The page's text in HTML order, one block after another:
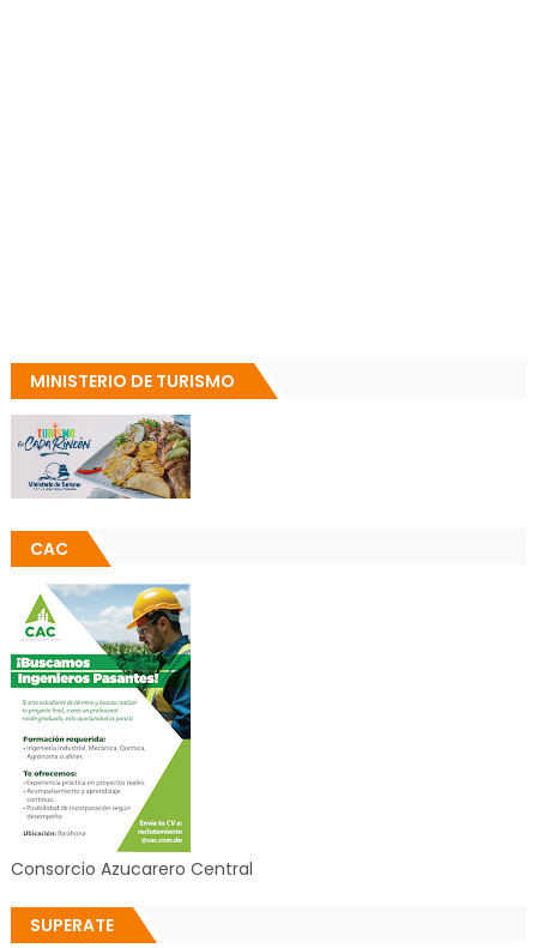
MINISTERIO DE TURISMO
CAC
Consorcio Azucarero Central
SUPERATE